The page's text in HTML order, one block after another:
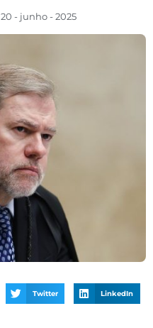
20 - junho - 2025
Twitter LinkedIn